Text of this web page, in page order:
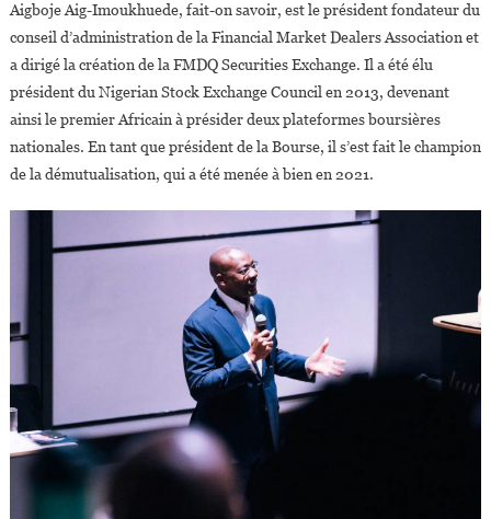
Aigboje Aig-Imoukhuede, fait-on savoir, est le président fondateur du
conseil d’administration de la Financial Market Dealers Association et
a dirigé la création de la FMDQ Securities Exchange. Il a été élu
président du Nigerian Stock Exchange Council en 2013, devenant
ainsi le premier Africain à présider deux plateformes boursières
nationales. En tant que président de la Bourse, il s’est fait le champion
de la démutualisation, qui a été menée à bien en 2021.